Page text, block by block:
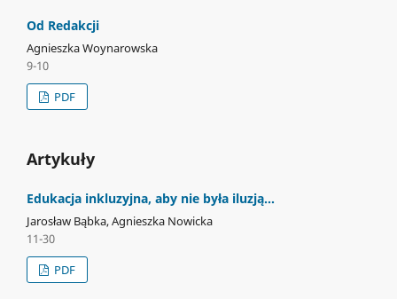
Od Redakcji
Agnieszka Woynarowska
9-10
PDF
Artykuły
Edukacja inkluzyjna, aby nie była iluzją…
Jarosław Bąbka, Agnieszka Nowicka
11-30
PDF